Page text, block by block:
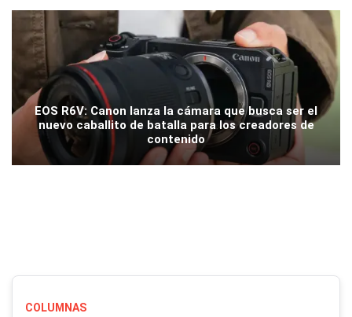
EOS R6V: Canon lanza la cámara que busca ser el
nuevo caballito de batalla para los creadores de
contenido
COLUMNAS